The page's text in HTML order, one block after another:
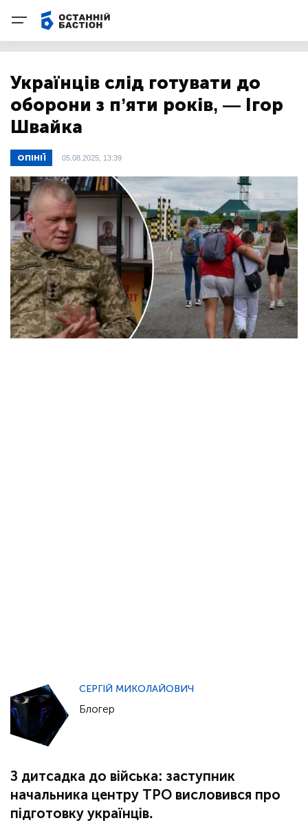
Українців слід готувати до
оборони з п’яти років, — Ігор
Швайка
ОПІНІЇ 05.08.2025, 13:39
З дитсадка до війська: заступник
начальника центру ТРО висловився про
підготовку українців.
СЕРГІЙ МИКОЛАЙОВИЧ
Блогер